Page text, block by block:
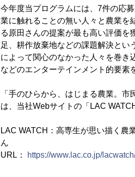
今年度当プログラムには、7件の応
業に触れることの無い人々と農業を
る原田さんの提案が最も高い評価を
足、耕作放棄地などの課題解決とい
によって関心のなかった人々を巻き
などのエンターテインメント的要素
「手のひらから、はじまる農業。
は、当社Webサイトの「LAC
LAC WATCH：高専生が思い描く農
ん
URL：
https://www.lac.co.jp/